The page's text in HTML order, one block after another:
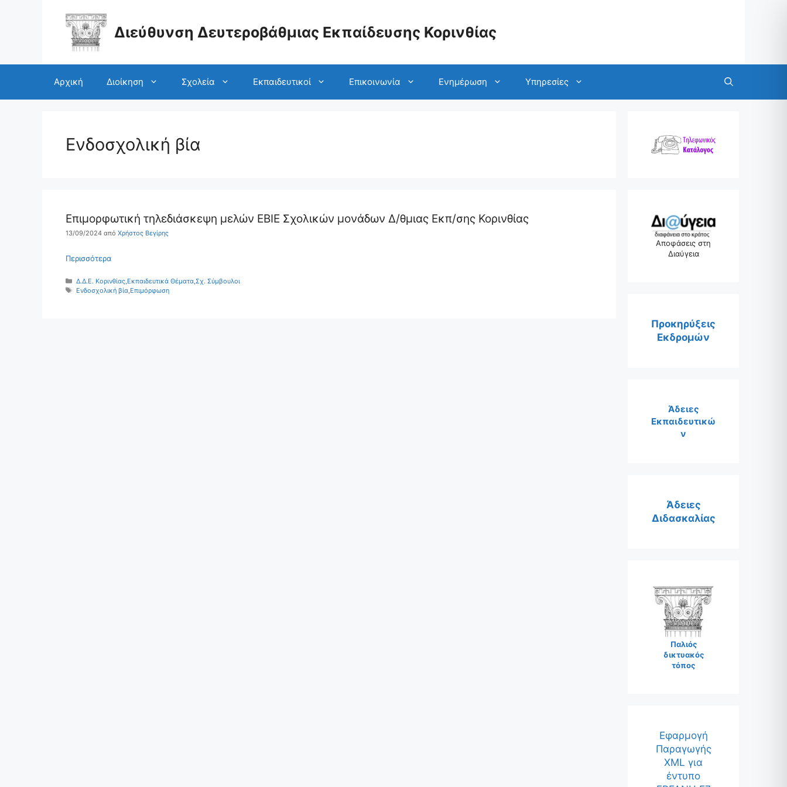
Διεύθυνση Δευτεροβάθμιας Εκπαίδευσης Κορινθίας
Αρχική Διοίκηση Σχολεία Εκπαιδευτικοί Επικοινωνία Ενημέρωση Υπηρεσίες
Ενδοσχολική βία
Επιμορφωτική τηλεδιάσκεψη μελών ΕΒΙΕ Σχολικών μονάδων Δ/θμιας Εκπ/σης Κορινθίας
13/09/2024 από Χρήστος Βεγίρης
Περισσότερα
Κατηγορίες
Δ.Δ.Ε. Κορινθίας, Εκπαιδευτικά Θέματα, Σχ. Σύμβουλοι
Ετικέτες
Ενδοσχολική βία, Επιμόρφωση
Αποφάσεις στη
Διαύγεια
Προκηρύξεις
Εκδρομών
Άδειες
Εκπαιδευτικώ
ν
Άδειες
Διδασκαλίας
Παλιός
δικτυακός
τόπος
Εφαρμογή
Παραγωγής
XML για
έντυπο